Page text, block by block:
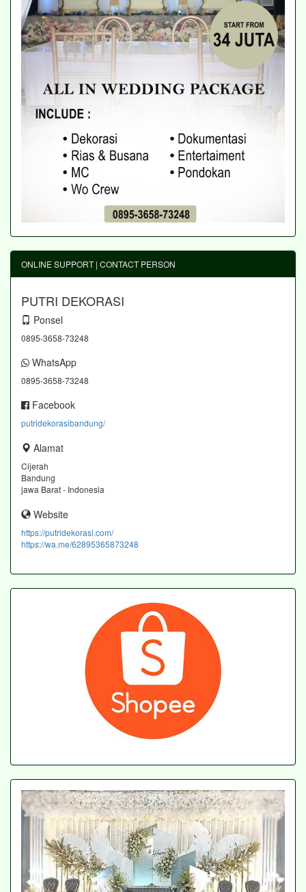
ONLINE SUPPORT | CONTACT PERSON
PUTRI DEKORASI
Ponsel
0895-3658-73248
WhatsApp
0895-3658-73248
Facebook
putridekorasibandung/
Alamat
Cijerah
Bandung
jawa Barat - Indonesia
Website
https://putridekorasi.com/
https://wa.me/62895365873248